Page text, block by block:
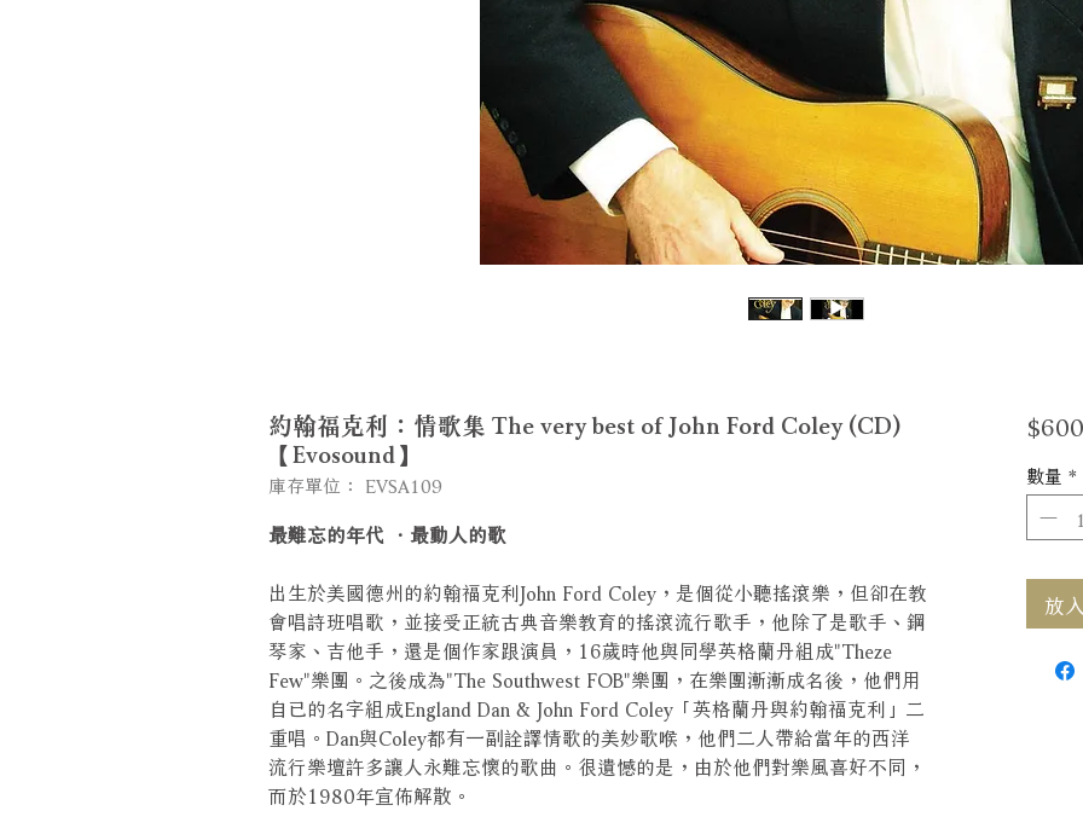
約翰福克利：情歌集 The very best of John Ford Coley (CD)
【Evosound】
庫存單位： EVSA109
最難忘的年代 ．最動人的歌
出生於美國德州的約翰福克利John Ford Coley，是個從小聽搖滾樂，但卻在教
會唱詩班唱歌，並接受正統古典音樂教育的搖滾流行歌手，他除了是歌手、鋼
琴家、吉他手，還是個作家跟演員，16歲時他與同學英格蘭丹組成"Theze
Few"樂團。之後成為"The Southwest FOB"樂團，在樂團漸漸成名後，他們用
自已的名字組成England Dan & John Ford Coley「英格蘭丹與約翰福克利」二
重唱。Dan與Coley都有一副詮譯情歌的美妙歌喉，他們二人帶給當年的西洋
流行樂壇許多讓人永難忘懷的歌曲。很遺憾的是，由於他們對樂風喜好不同，
而於1980年宣佈解散。
數量 *
放